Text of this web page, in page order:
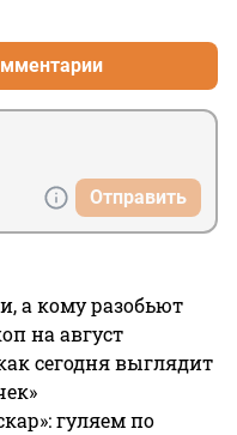
Отправить
а кому разобьют
на август
сегодня выглядит
гуляем по